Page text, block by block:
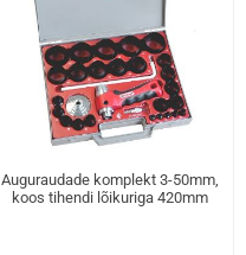
Auguraudade komplekt 3-50mm,
koos tihendi lõikuriga 420mm